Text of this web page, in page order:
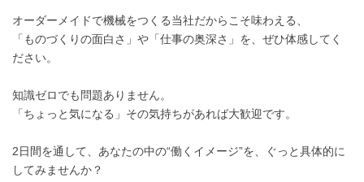
オーダーメイドで機械をつくる当社だからこそ味わえる、
「ものづくりの面白さ」や「仕事の奥深さ」を、ぜひ体感してく
ださい。
知識ゼロでも問題ありません。
「ちょっと気になる」その気持ちがあれば大歓迎です。
2日間を通して、あなたの中の“働くイメージ”を、ぐっと具体的に
してみませんか？